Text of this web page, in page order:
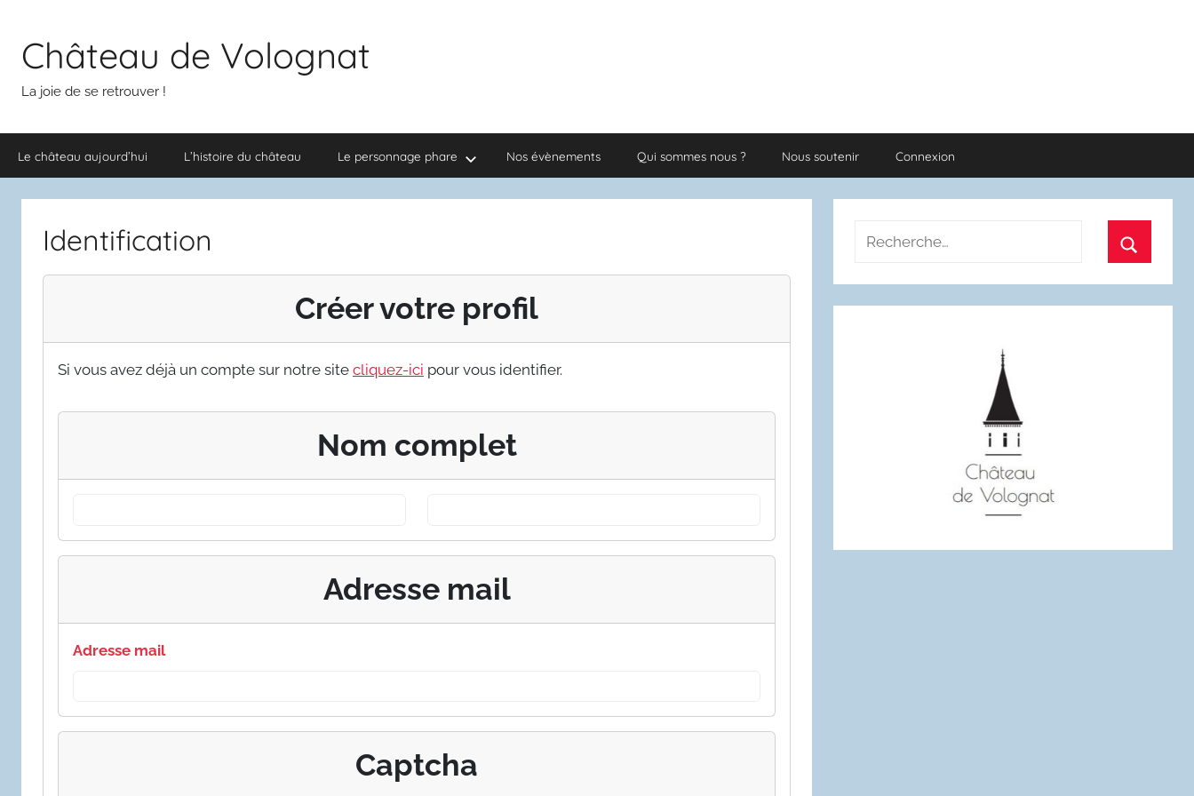
contenuChâteau de Volognat
La joie de se retrouver !
Le château aujourd’hui L’histoire du château Le personnage phare Nos évènements Qui sommes nous ? Nous soutenir Connexion
Identification
Créer votre profil
Si vous avez déjà un compte sur notre site cliquez-ici pour vous identifier.
Nom complet
Adresse mail
Adresse mail
Captcha
Recherche
: